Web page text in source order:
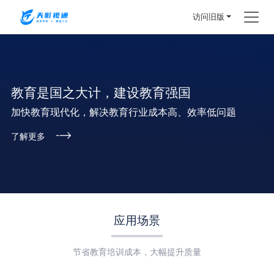
访问旧版
教育是国之大计，建设教育强国
加快教育现代化，解决教育行业成本高、效率低问题
了解更多
应用场景
节省教育培训成本，大幅提升质量